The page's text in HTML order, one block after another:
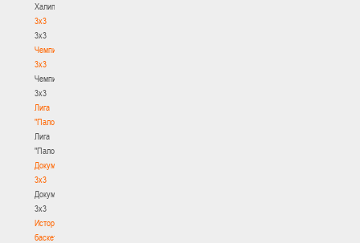
Халипского"
3x3
3x3
Чемпионат
3х3
Чемпионат
3х3
Лига
"Палова"
Лига
"Палова"
Документы
3х3
Документы
3х3
История
баскетбола